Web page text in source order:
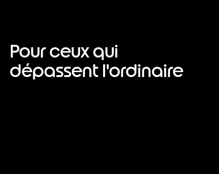
Pour ceux qui
dépassent l'ordinaire